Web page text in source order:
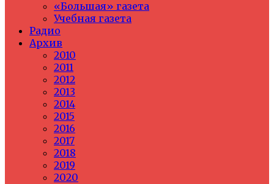
«Большая» газета
Учебная газета
Радио
Архив
2010
2011
2012
2013
2014
2015
2016
2017
2018
2019
2020